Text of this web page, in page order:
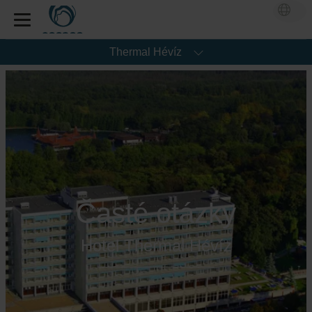
Thermal Hévíz
Časté otázky
Hotel Thermal Hévíz